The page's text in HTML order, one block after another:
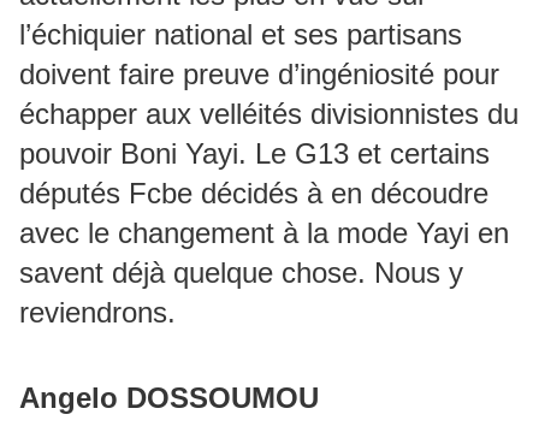
l’échiquier national et ses partisans
doivent faire preuve d’ingéniosité pour
échapper aux velléités divisionnistes du
pouvoir Boni Yayi. Le G13 et certains
députés Fcbe décidés à en découdre
avec le changement à la mode Yayi en
savent déjà quelque chose. Nous y
reviendrons.
Angelo DOSSOUMOU